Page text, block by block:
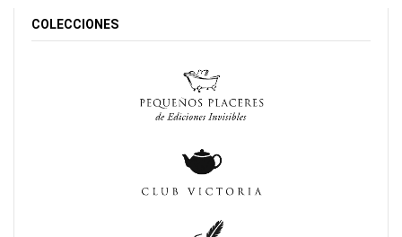
COLECCIONES